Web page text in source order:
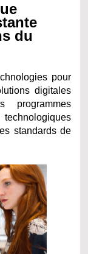
du
pour
digitales
programmes
standards de